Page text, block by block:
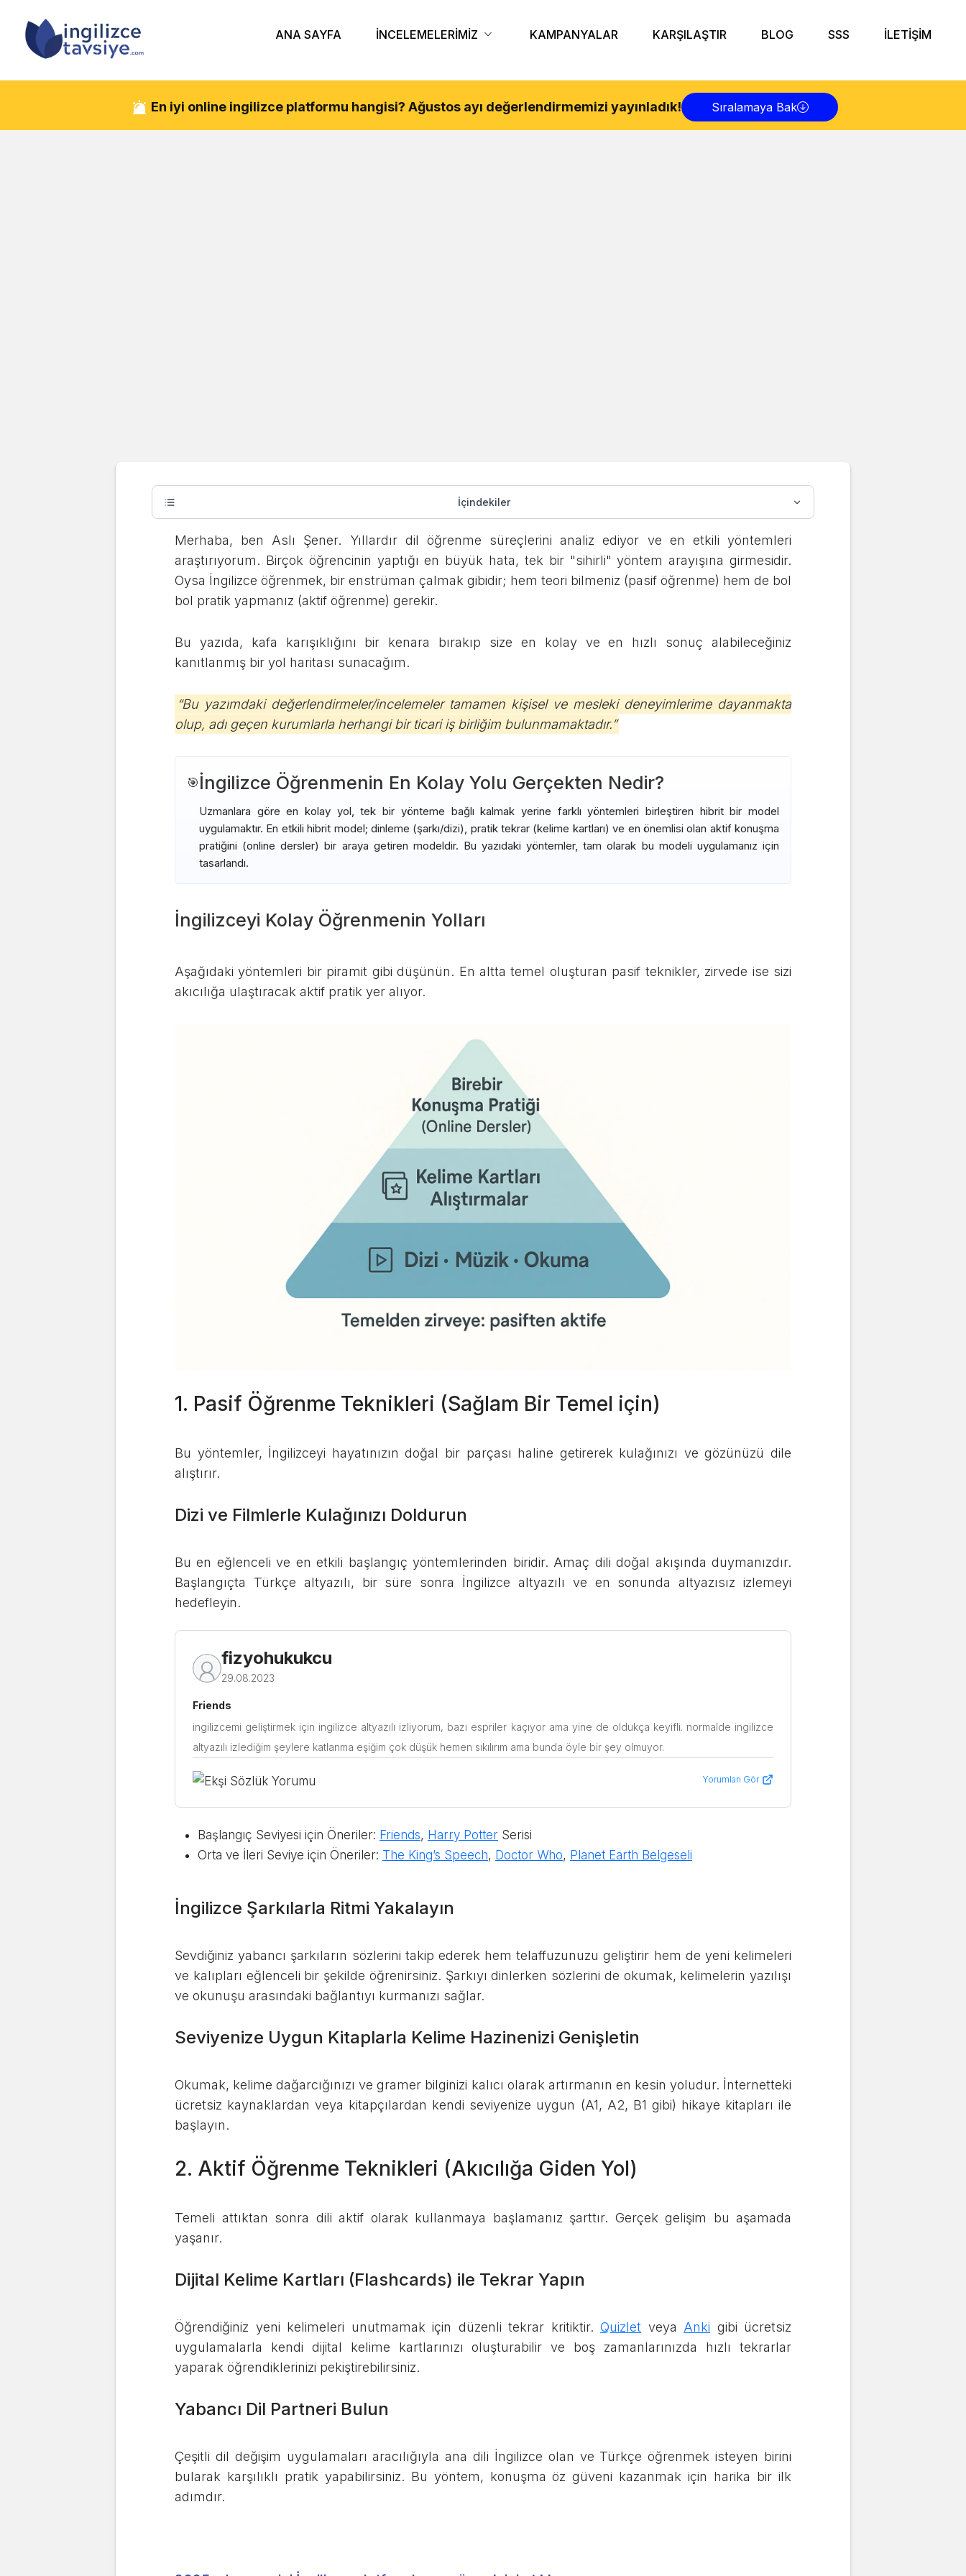
ANA SAYFA İNCELEMELERİMİZ KAMPANYALAR KARŞILAŞTIR BLOG SSS İLETİŞİM
En iyi online ingilizce platformu hangisi? Ağustos ayı değerlendirmemizi yayınladık! Sıralamaya Bak
İngilizce Öğrenmenin En Kolay
Yolları (7 Uygulanabilir Yöntem)
Aslı Şener
Son güncelleme: 27.08.2025
Sosyal Medyada Paylaşın
İçindekiler
Merhaba, ben Aslı Şener. Yıllardır dil öğrenme süreçlerini analiz ediyor ve en etkili yöntemleri
araştırıyorum. Birçok öğrencinin yaptığı en büyük hata, tek bir "sihirli" yöntem arayışına girmesidir.
Oysa İngilizce öğrenmek, bir enstrüman çalmak gibidir; hem teori bilmeniz (pasif öğrenme) hem de bol
bol pratik yapmanız (aktif öğrenme) gerekir.
Bu yazıda, kafa karışıklığını bir kenara bırakıp size en kolay ve en hızlı sonuç alabileceğiniz
kanıtlanmış bir yol haritası sunacağım.
“Bu yazımdaki değerlendirmeler/incelemeler tamamen kişisel ve mesleki deneyimlerime dayanmakta
olup, adı geçen kurumlarla herhangi bir ticari iş birliğim bulunmamaktadır.”
🎯 İngilizce Öğrenmenin En Kolay Yolu Gerçekten Nedir?
Uzmanlara göre en kolay yol, tek bir yönteme bağlı kalmak yerine farklı yöntemleri birleştiren hibrit bir model
uygulamaktır. En etkili hibrit model; dinleme (şarkı/dizi), pratik tekrar (kelime kartları) ve en önemlisi olan aktif konuşma
pratiğini (online dersler) bir araya getiren modeldir. Bu yazıdaki yöntemler, tam olarak bu modeli uygulamanız için
tasarlandı.
İngilizceyi Kolay Öğrenmenin Yolları
Aşağıdaki yöntemleri bir piramit gibi düşünün. En altta temel oluşturan pasif teknikler, zirvede ise sizi
akıcılığa ulaştıracak aktif pratik yer alıyor.
1. Pasif Öğrenme Teknikleri (Sağlam Bir Temel için)
Bu yöntemler, İngilizceyi hayatınızın doğal bir parçası haline getirerek kulağınızı ve gözünüzü dile
alıştırır.
Dizi ve Filmlerle Kulağınızı Doldurun
Bu en eğlenceli ve en etkili başlangıç yöntemlerinden biridir. Amaç dili doğal akışında duymanızdır.
Başlangıçta Türkçe altyazılı, bir süre sonra İngilizce altyazılı ve en sonunda altyazısız izlemeyi
hedefleyin.
fizyohukukcu
29.08.2023
Friends
ingilizcemi geliştirmek için ingilizce altyazılı izliyorum, bazı espriler kaçıyor ama yine de oldukça keyifli. normalde ingilizce
Yorumları Gör
Başlangıç Seviyesi için Öneriler: Friends, Harry Potter Serisi
Orta ve İleri Seviye için Öneriler: The King’s Speech, Doctor Who, Planet Earth Belgeseli
İngilizce Şarkılarla Ritmi Yakalayın
Sevdiğiniz yabancı şarkıların sözlerini takip ederek hem telaffuzunuzu geliştirir hem de yeni kelimeleri
ve kalıpları eğlenceli bir şekilde öğrenirsiniz. Şarkıyı dinlerken sözlerini de okumak, kelimelerin yazılışı
ve okunuşu arasındaki bağlantıyı kurmanızı sağlar.
Seviyenize Uygun Kitaplarla Kelime Hazinenizi Genişletin
Okumak, kelime dağarcığınızı ve gramer bilginizi kalıcı olarak artırmanın en kesin yoludur. İnternetteki
ücretsiz kaynaklardan veya kitapçılardan kendi seviyenize uygun (A1, A2, B1 gibi) hikaye kitapları ile
başlayın.
2. Aktif Öğrenme Teknikleri (Akıcılığa Giden Yol)
Temeli attıktan sonra dili aktif olarak kullanmaya başlamanız şarttır. Gerçek gelişim bu aşamada
yaşanır.
Dijital Kelime Kartları (Flashcards) ile Tekrar Yapın
Öğrendiğiniz yeni kelimeleri unutmamak için düzenli tekrar kritiktir. Quizlet veya Anki gibi ücretsiz
uygulamalarla kendi dijital kelime kartlarınızı oluşturabilir ve boş zamanlarınızda hızlı tekrarlar
yaparak öğrendiklerinizi pekiştirebilirsiniz.
Yabancı Dil Partneri Bulun
Çeşitli dil değişim uygulamaları aracılığıyla ana dili İngilizce olan ve Türkçe öğrenmek isteyen birini
bularak karşılıklı pratik yapabilirsiniz. Bu yöntem, konuşma öz güveni kazanmak için harika bir ilk
adımdır.